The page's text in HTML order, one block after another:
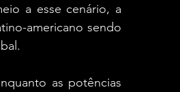
a esse cenário, a
americano sendo
as potências